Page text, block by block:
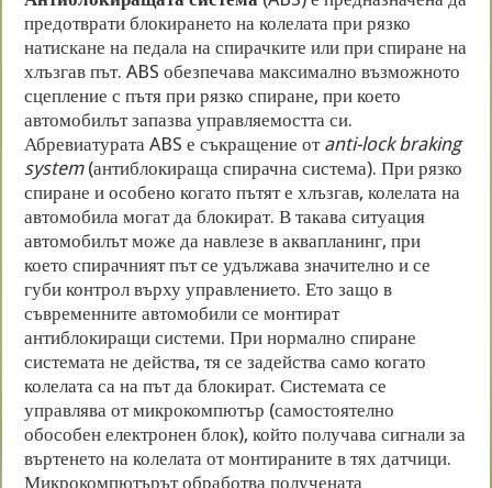
предотврати блокирането на колелата при рязко
натискане на педала на спирачките или при спиране на
хлъзгав път. ABS обезпечава максимално възможното
сцепление с пътя при рязко спиране, при което
автомобилът запазва управляемостта си.
Абревиатурата ABS е съкращение от anti-lock braking
system(антиблокираща спирачна система). При рязко
спиране и особено когато пътят е хлъзгав, колелата на
автомобила могат да блокират. В такава ситуация
автомобилът може да навлезе в аквапланинг, при
което спирачният път се удължава значително и се
губи контрол върху управлението. Ето защо в
съвременните автомобили се монтират
антиблокиращи системи. При нормално спиране
системата не действа, тя се задейства само когато
колелата са на път да блокират. Системата се
управлява от микрокомпютър (самостоятелно
обособен електронен блок), който получава сигнали за
въртенето на колелата от монтираните в тях датчици.
Микрокомпютърът обработва получената